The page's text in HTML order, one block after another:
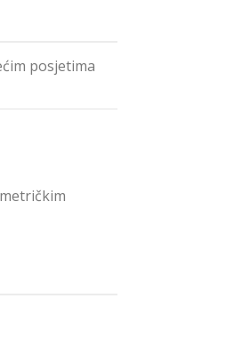
posjetima